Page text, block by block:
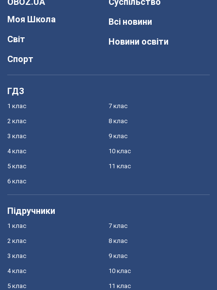
Моя Школа
Світ
Спорт
Всі новини
Новини освіти
ГДЗ
1 клас
2 клас
3 клас
4 клас
5 клас
6 клас
7 клас
8 клас
9 клас
10 клас
11 клас
Підручники
1 клас
2 клас
3 клас
4 клас
5 клас
7 клас
8 клас
9 клас
10 клас
11 клас